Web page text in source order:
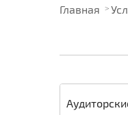
Главная